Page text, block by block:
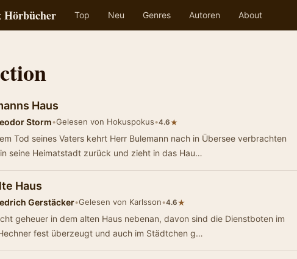
Top Neu Genres Autoren About
Haus
Storm•Gelesen von Hokuspokus•4.6★
Tod seines Vaters kehrt Herr Bulemann nach in Übersee verbrachten
seine Heimatstadt zurück und zieht in das Hau…
Haus
Gerstäcker•Gelesen von Karlsson•4.6★
geheuer in dem alten Haus nebenan, davon sind die Dienstboten im
fest überzeugt und auch im Städtchen g…